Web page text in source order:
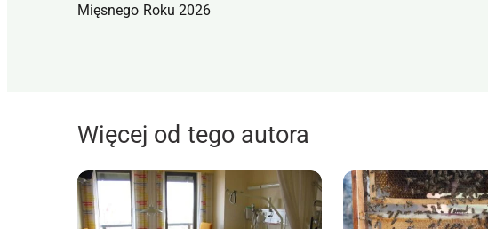
Mięsnego Roku 2026
Więcej od tego autora